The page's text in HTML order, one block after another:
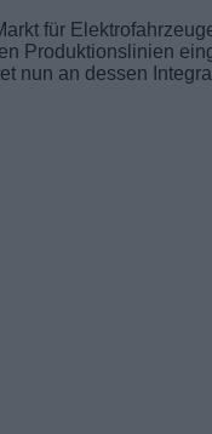
für
Produktionslinien
nun an dessen